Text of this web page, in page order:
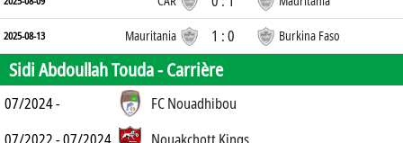
2025-08-13 Mauritania 1 : 0 Burkina Faso
Sidi Abdoullah Touda -Carrière
07/2024 -
FC Nouadhibou